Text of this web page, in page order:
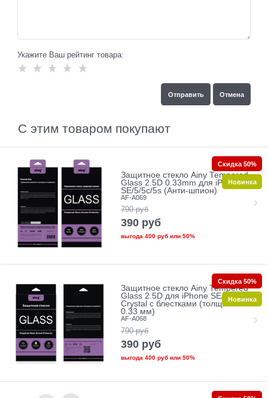
Укажите Ваш рейтинг товара:
С этим товаром покупают
Защитное стекло Ainy Tempered
Glass 2.5D 0.33mm для iPhone
SE/5/5c/5s (Анти-шпион)
AF-A069
790 руб
390 руб
выгода 400 рубили 50%
Скидка 50%
Новинка
Защитное стекло Ainy Tempered
Glass 2.5D для iPhone SE/5/5c/5s
Crystal с блестками (толщина
0.33 мм)
AF-A068
790 руб
390 руб
выгода 400 рубили 50%
Скидка 50%
Новинка